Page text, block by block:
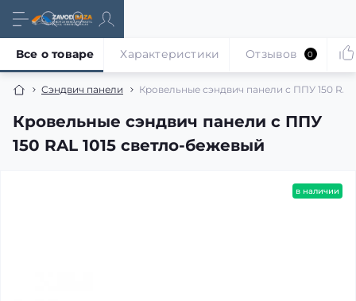
Сэндвич панели Кровельные сэндвич панели с ППУ 150
Кровельные сэндвич панели с ППУ
150 RAL 1015 светло-бежевый
Все о товаре Характеристики Отзывов 0
в наличии